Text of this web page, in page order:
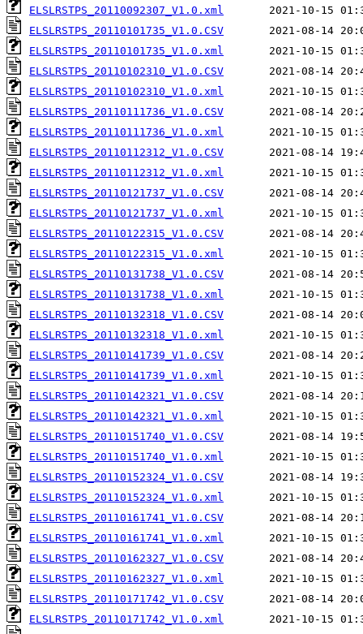
ELSLRSTPS_20110092307_V1.0.xml
ELSLRSTPS_20110101735_V1.0.CSV
ELSLRSTPS_20110101735_V1.0.xml
ELSLRSTPS_20110102310_V1.0.CSV
ELSLRSTPS_20110102310_V1.0.xml
ELSLRSTPS_20110111736_V1.0.CSV
ELSLRSTPS_20110111736_V1.0.xml
ELSLRSTPS_20110112312_V1.0.CSV
ELSLRSTPS_20110112312_V1.0.xml
ELSLRSTPS_20110121737_V1.0.CSV
ELSLRSTPS_20110121737_V1.0.xml
ELSLRSTPS_20110122315_V1.0.CSV
ELSLRSTPS_20110122315_V1.0.xml
ELSLRSTPS_20110131738_V1.0.CSV
ELSLRSTPS_20110131738_V1.0.xml
ELSLRSTPS_20110132318_V1.0.CSV
ELSLRSTPS_20110132318_V1.0.xml
ELSLRSTPS_20110141739_V1.0.CSV
ELSLRSTPS_20110141739_V1.0.xml
ELSLRSTPS_20110142321_V1.0.CSV
ELSLRSTPS_20110142321_V1.0.xml
ELSLRSTPS_20110151740_V1.0.CSV
ELSLRSTPS_20110151740_V1.0.xml
ELSLRSTPS_20110152324_V1.0.CSV
ELSLRSTPS_20110152324_V1.0.xml
ELSLRSTPS_20110161741_V1.0.CSV
ELSLRSTPS_20110161741_V1.0.xml
ELSLRSTPS_20110162327_V1.0.CSV
ELSLRSTPS_20110162327_V1.0.xml
ELSLRSTPS_20110171742_V1.0.CSV
ELSLRSTPS_20110171742_V1.0.xml